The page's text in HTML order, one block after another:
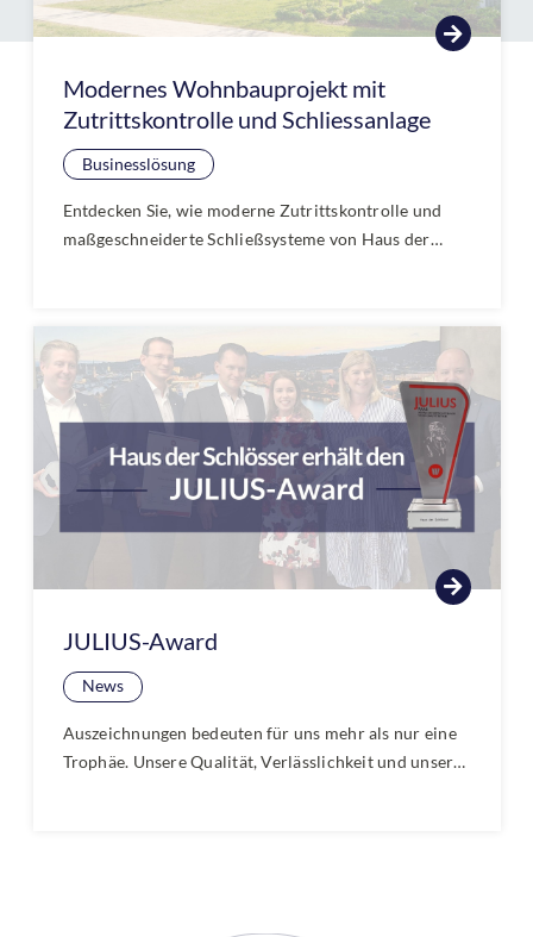
Modernes Wohnbauprojekt mit
Zutrittskontrolle und Schliessanlage
Businesslösung
Entdecken Sie, wie moderne Zutrittskontrolle und
maßgeschneiderte Schließsysteme von Haus der
Sicherheitslösungen und flexible
Verwaltungsmöglichkeiten im neuen Blogartikel
erfahren!
JULIUS-Award
News
Auszeichnungen bedeuten für uns mehr als nur eine
Trophäe. Unsere Qualität, Verlässlichkeit und unser